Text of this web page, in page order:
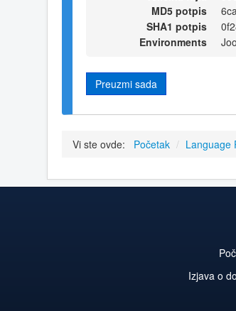
MD5 potpis
SHA1 potpis
Environments
Preuzmi sada
Vi ste ovde: Početak / Language
Izjava o